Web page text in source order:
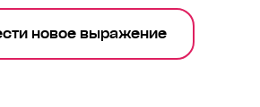
новое выражение